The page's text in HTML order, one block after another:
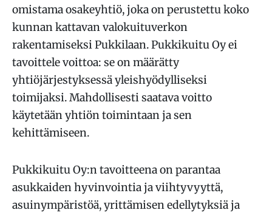
omistama osakeyhtiö, joka on perustettu koko
kunnan kattavan valokuituverkon
rakentamiseksi Pukkilaan. Pukkikuitu Oy ei
tavoittele voittoa: se on määrätty
yhtiöjärjestyksessä yleishyödylliseksi
toimijaksi. Mahdollisesti saatava voitto
käytetään yhtiön toimintaan ja sen
kehittämiseen.
Pukkikuitu Oy:n tavoitteena on parantaa
asukkaiden hyvinvointia ja viihtyvyyttä,
asuinympäristöä, yrittämisen edellytyksiä ja